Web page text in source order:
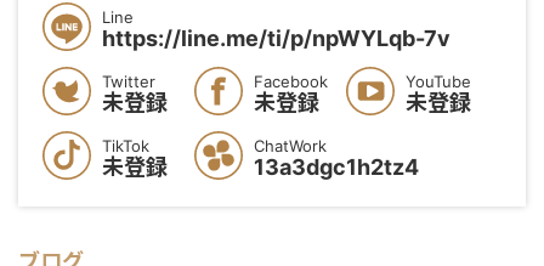
Line
https://line.me/ti/p/npWYLqb-7v
Twitter
未登録
Facebook
未登録
YouTube
未登録
TikTok
未登録
ChatWork
13a3dgc1h2tz4